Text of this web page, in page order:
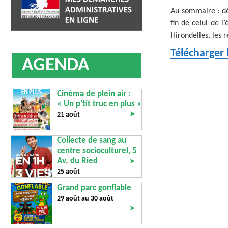
AGENDA
Cinéma de plein air :
« Un p’tit truc en plus »
21 août ➤
Collecte de sang au
centre socioculturel, 5
Av. du Ried
25 août
➤
Grand parc gonflable
29 août au 30 août
➤
Au sommaire :
fin de celui de
Hirondelles, les
Télécharger